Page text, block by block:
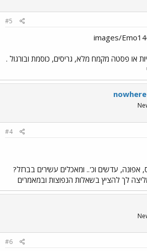
#5
או פסטה מקמח מלא, גריסים, כוסמת ובורגול .
#4
אפונה, עדשים וכ'.. ומאכלים עשירים בברזל?
לך להציץ בשאלות הנפוצות ובמאמרים
#6